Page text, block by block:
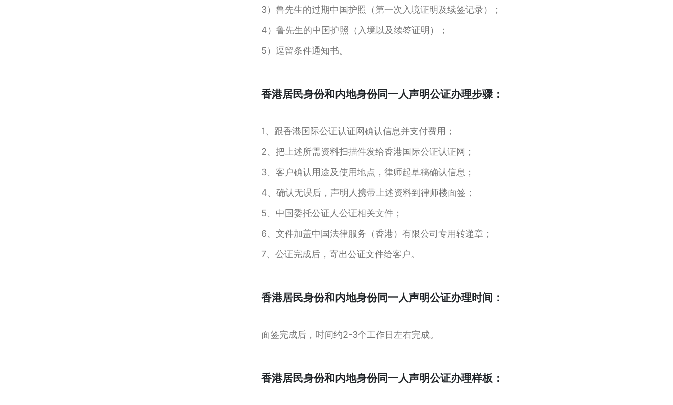
3）鲁先生的过期中国护照（第一次入境证明及续签记录）；
4）鲁先生的中国护照（入境以及续签证明）；
5）逗留条件通知书。
香港居民身份和内地身份同一人声明公证办理步骤：
1、跟香港国际公证认证网确认信息并支付费用；
2、把上述所需资料扫描件发给香港国际公证认证网；
3、客户确认用途及使用地点，律师起草稿确认信息；
4、确认无误后，声明人携带上述资料到律师楼面签；
5、中国委托公证人公证相关文件；
6、文件加盖中国法律服务（香港）有限公司专用转递章；
7、公证完成后，寄出公证文件给客户。
香港居民身份和内地身份同一人声明公证办理时间：
面签完成后，时间约2-3个工作日左右完成。
香港居民身份和内地身份同一人声明公证办理样板：